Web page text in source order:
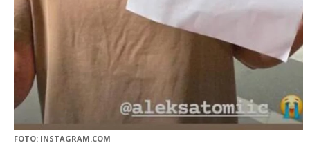
FOTO: INSTAGRAM.COM